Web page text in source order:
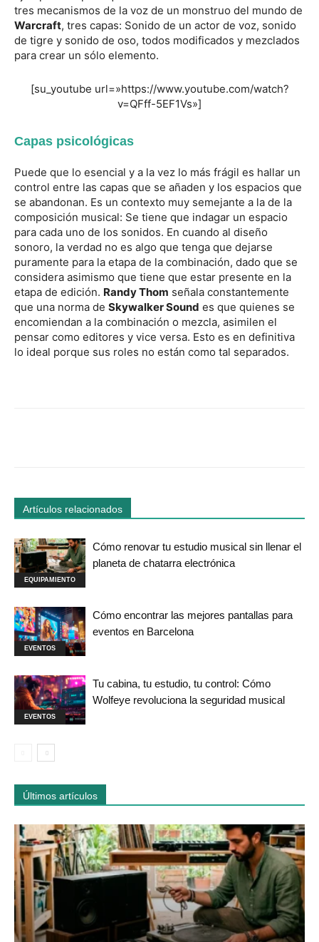
tres mecanismos de la voz de un monstruo del mundo de
Warcraft, tres capas: Sonido de un actor de voz, sonido
de tigre y sonido de oso, todos modificados y mezclados
para crear un sólo elemento.
[su_youtube url=»https://www.youtube.com/watch?
v=QFff-5EF1Vs»]
Capas psicológicas
Puede que lo esencial y a la vez lo más frágil es hallar un
control entre las capas que se añaden y los espacios que
se abandonan. Es un contexto muy semejante a la de la
composición musical: Se tiene que indagar un espacio
para cada uno de los sonidos. En cuando al diseño
sonoro, la verdad no es algo que tenga que dejarse
puramente para la etapa de la combinación, dado que se
considera asimismo que tiene que estar presente en la
etapa de edición. Randy Thom señala constantemente
que una norma de Skywalker Sound es que quienes se
encomiendan a la combinación o mezcla, asimilen el
pensar como editores y vice versa. Esto es en definitiva
lo ideal porque sus roles no están como tal separados.
Artículos relacionados
EQUIPAMIENTO
Cómo renovar tu estudio musical sin llenar el
planeta de chatarra electrónica
EVENTOS
Cómo encontrar las mejores pantallas para
eventos en Barcelona
EVENTOS
Tu cabina, tu estudio, tu control: Cómo
Wolfeye revoluciona la seguridad musical
Últimos artículos